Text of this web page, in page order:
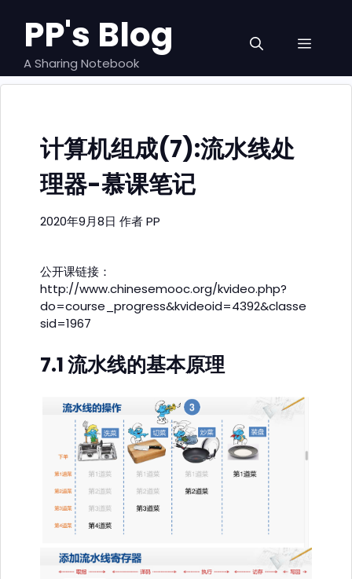
PP's Blog
A Sharing Notebook
菜
计算机组成(7):流水线处
理器-慕课笔记
2020年9月8日 作者PP
公开课链接：
http://www.chinesemooc.org/kvideo.php?
do=course_progress&kvideoid=4392&classe
sid=1967
7.1 流水线的基本原理